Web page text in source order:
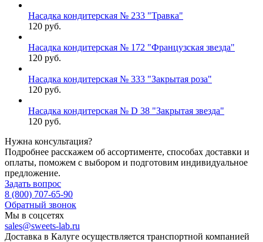
Насадка кондитерская № 233 "Травка"
120 руб.
Насадка кондитерская № 172 "Французская звезда"
120 руб.
Насадка кондитерская № 333 "Закрытая роза"
120 руб.
Насадка кондитерская № D 38 "Закрытая звезда"
120 руб.
Нужна консультация?
Подробнее расскажем об ассортименте, способах доставки и
оплаты, поможем с выбором и подготовим индивидуальное
предложение.
Задать вопрос
8 (800) 707-65-90
Обратный звонок
Мы в соцсетях
sales@sweets-lab.ru
Доставка в Калуге осуществляется транспортной компанией